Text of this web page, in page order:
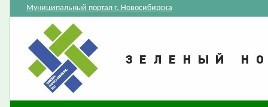
Муниципальный портал г. Новосибирска